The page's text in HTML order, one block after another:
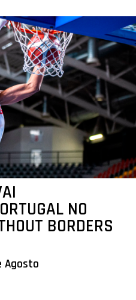
NO
BORDERS
Agosto